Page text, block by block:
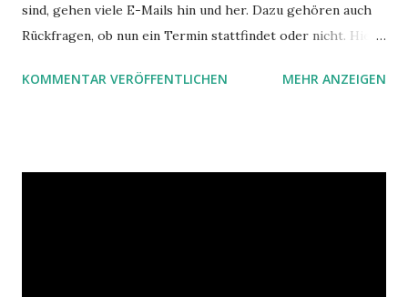
sind, gehen viele E-Mails hin und her. Dazu gehören auch
Rückfragen, ob nun ein Termin stattfindet oder nicht. Hier
Hilfe von Outlook.
KOMMENTAR VERÖFFENTLICHEN MEHR ANZEIGEN